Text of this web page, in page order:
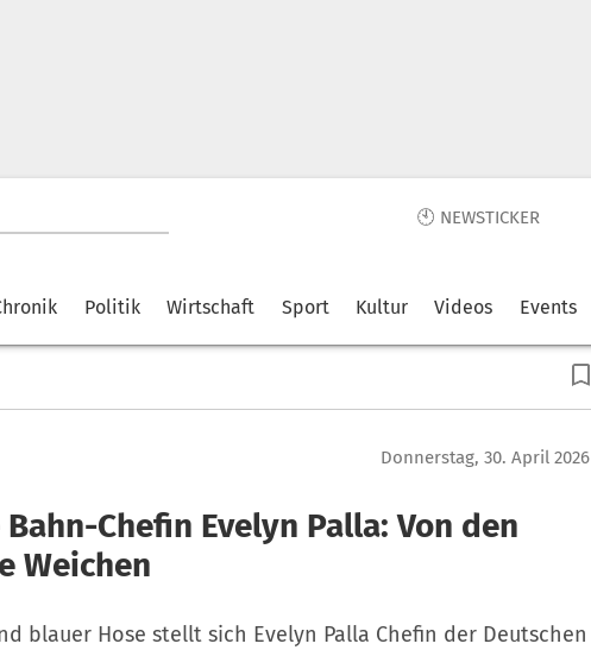
🕙 NEWSTICKER
Politik Wirtschaft Sport Kultur Videos Events
Donnerstag, 30. April 2026
Chefin Evelyn Palla: Von den
Weichen
blauer Hose stellt sich Evelyn Palla Chefin der Deutschen